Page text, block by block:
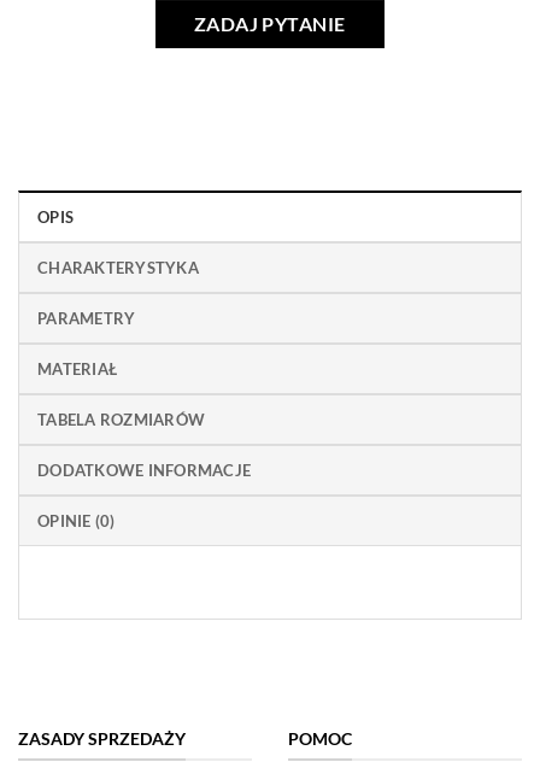
ZADAJ PYTANIE
OPIS
CHARAKTERYSTYKA
PARAMETRY
MATERIAŁ
TABELA ROZMIARÓW
DODATKOWE INFORMACJE
OPINIE (0)
ZASADY SPRZEDAŻY POMOC